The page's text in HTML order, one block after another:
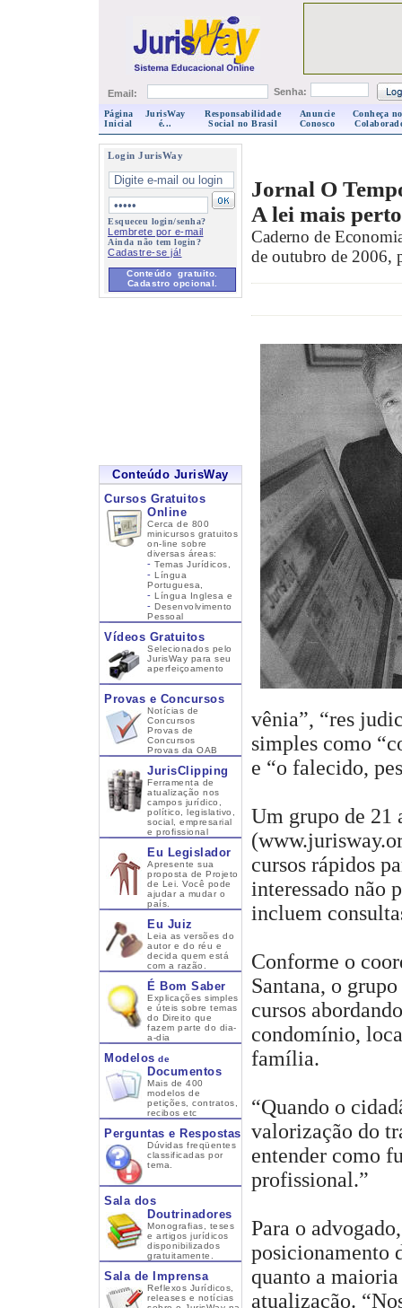
Email: Senha:
Página
Inicial
JurisWay
é...
Responsabilidade
Social no Brasil
Anuncie
Conosco
Conheça
Login JurisWay
Esqueceu login/senha?
Lembrete por e-mail
Ainda não tem login?
Cadastre-se já!
Conteúdo gratuito.
Cadastro opcional.
Conteúdo JurisWay
Cursos Gratuitos
Online
Cerca de 800
minicursos gratuitos
on-line sobre
diversas áreas:
- Temas Jurídicos,
- Língua
Portuguesa,
- Língua Inglesa e
- Desenvolvimento
Pessoal
Vídeos Gratuitos
Selecionados pelo
JurisWay para seu
aperfeiçoamento
Provas e Concursos
Notícias de
Concursos
Provas de
Concursos
Provas da OAB
JurisClipping
Ferramenta de
atualização nos
campos jurídico,
político, legislativo,
social, empresarial
e profissional
Eu Legislador
Apresente sua
proposta de Projeto
de Lei. Você pode
ajudar a mudar o
país.
Eu Juiz
Leia as versões do
autor e do réu e
decida quem está
com a razão.
É Bom Saber
Explicações simples
e úteis sobre temas
do Direito que
fazem parte do dia-
a-dia
Modelos de
Documentos
Mais de 400
modelos de
petições, contratos,
recibos etc
Perguntas e Respostas
Dúvidas freqüentes
classificadas por
tema.
Sala dos
Doutrinadores
Monografias, teses
e artigos jurídicos
disponibilizados
gratuitamente.
Sala de Imprensa
Reflexos Jurídicos,
releases e notícias
Jornal O
A lei mais
Caderno de
de outubro de 2006,
vênia”, “res
simples como
e “o falecido,
Um grupo de 21
cursos rápidos
interessado não
incluem
Conforme o
Santana, o
cursos
condomínio,
família.
“Quando o
valorização do
entender como
profissional.”
Para o
posicionamento
quanto a
atualização.